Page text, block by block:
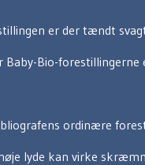
er der tændt
Baby-Bio-
ordinære
lyde kan virke